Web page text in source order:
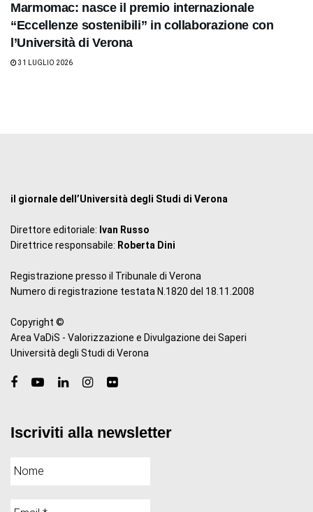
Marmomac: nasce il premio internazionale
“Eccellenze sostenibili” in collaborazione con
l’Università di Verona
31 LUGLIO 2026
il giornale dell’Università degli Studi di Verona
Direttore editoriale: Ivan Russo
Direttrice responsabile: Roberta Dini
Registrazione presso il Tribunale di Verona
Numero di registrazione testata N.1820 del 18.11.2008
Copyright ©
Area VaDiS - Valorizzazione e Divulgazione dei Saperi
Università degli Studi di Verona
Iscriviti alla newsletter